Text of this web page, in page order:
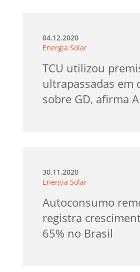
04.12.2020
Energia Solar
TCU utilizou
ultrapassadas em
sobre GD, afirma
30.11.2020
Energia Solar
Autoconsumo
registra
65% no Brasil